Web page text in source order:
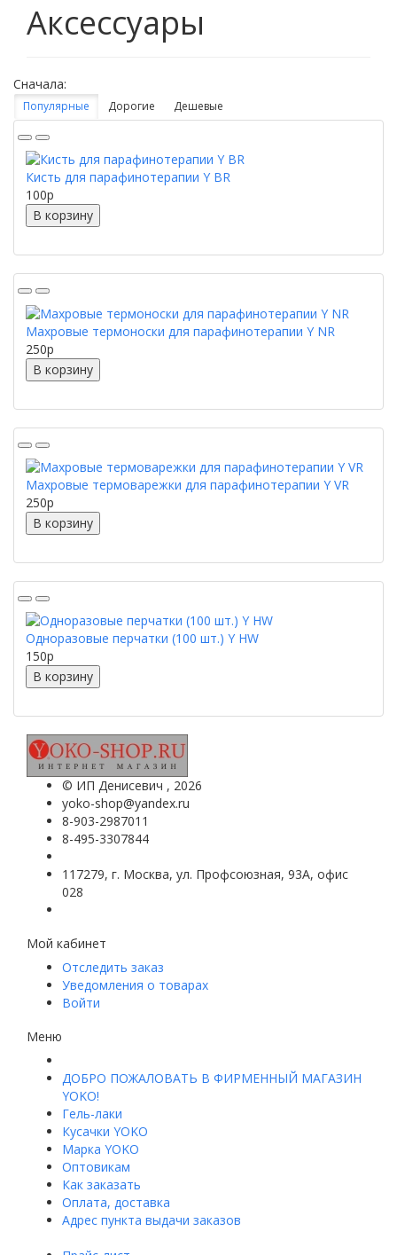
Аксессуары
Сначала:
Популярные Дорогие Дешевые
Кисть для парафинотерапии Y BR
100p
В корзину
Махровые термоноски для парафинотерапии Y NR
250p
В корзину
Махровые термоварежки для парафинотерапии Y VR
250p
В корзину
Одноразовые перчатки (100 шт.) Y HW
150p
В корзину
© ИП Денисевич , 2026
yoko-shop@yandex.ru
8-903-2987011
8-495-3307844
117279, г. Москва, ул. Профсоюзная, 93А, офис
028
Мой кабинет
Отследить заказ
Уведомления о товарах
Войти
Меню
ДОБРО ПОЖАЛОВАТЬ В ФИРМЕННЫЙ МАГАЗИН
YOKO!
Гель-лаки
Кусачки YOKO
Марка YOKO
Оптовикам
Как заказать
Оплата, доставка
Адрес пункта выдачи заказов